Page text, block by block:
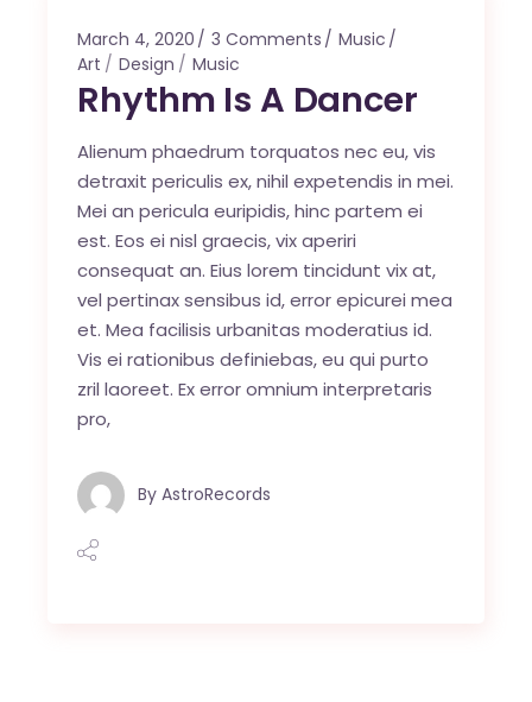
March 4, 2020 3 Comments
Music
Art
Design Music
Rhythm Is A Dancer
Alienum phaedrum torquatos nec eu, vis
detraxit periculis ex, nihil expetendis in mei.
Mei an pericula euripidis, hinc partem ei
est. Eos ei nisl graecis, vix aperiri
consequat an. Eius lorem tincidunt vix at,
vel pertinax sensibus id, error epicurei mea
et. Mea facilisis urbanitas moderatius id.
Vis ei rationibus definiebas, eu qui purto
zril laoreet. Ex error omnium interpretaris
pro,
By AstroRecords